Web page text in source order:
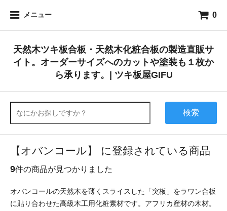
メニュー 0
天然木ツキ板合板・天然木化粧合板の製造直販サ
イト。オーダーサイズへのカットや塗装も１枚か
ら承ります。| ツキ板屋GIFU
検索
【オバンコール】 に登録されている商品
9件の商品が見つかりました
オバンコールの天然木を薄くスライスした「突板」をラワン合板
に貼り合わせた高級木工用化粧素材です。アフリカ産材の木材。